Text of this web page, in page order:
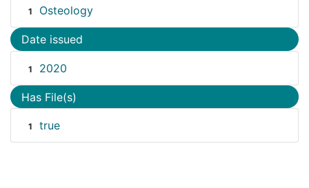
1 Osteology
Date issued
1 2020
Has File(s)
1 true